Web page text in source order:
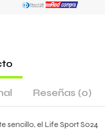
Reseñas (0)
sencillo, el Life Sport S024